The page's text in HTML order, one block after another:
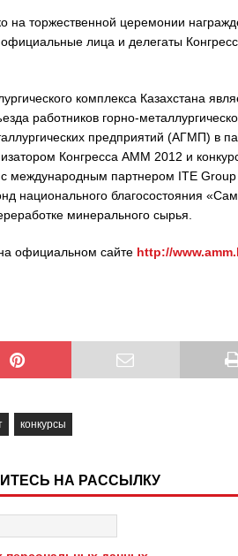
на торжественной церемонии
лица и делегаты
комплекса Казахстана
работников горно-
предприятий (АГМП) в
Конгресса АММ 2012 и
с международным партнером ITE
национального благосостояния
минерального сырья.
официальном сайте http://
конкурсы
НА РАССЫЛКУ